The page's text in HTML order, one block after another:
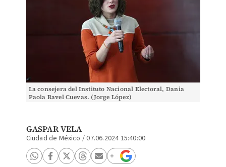
La consejera del Instituto Nacional Electoral, Dania
Paola Ravel Cuevas. (Jorge López)
GASPAR VELA
Ciudad de México /07.06.2024 15:40:00